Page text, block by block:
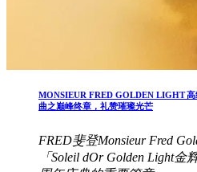
MONSIEUR FRED GOLDEN LIGHT
曲之巅峰终章，礼赞璀璨光芒
FRED斐登Monsieur Fred
「Soleil dOr Golden Light